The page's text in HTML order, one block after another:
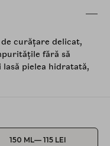
curățare delicat,
fără să
lasă pielea hidratată,
150 ML— 115 LEI